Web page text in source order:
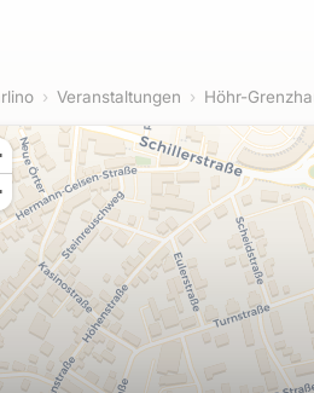
› Veranstaltungen › Höhr-